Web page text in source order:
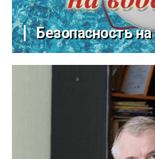
Безопасность